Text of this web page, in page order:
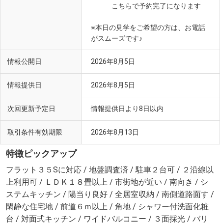
こちらで予約完了になります
※本日の見学をご希望の方は、お電話
がスムーズです♪
情報公開日 2026年8月5日
情報提供日 2026年8月5日
次回更新予定日 情報提供日より8日以内
取引条件有効期限 2026年8月13日
特徴ピックアップ
フラット３５Sに対応 / 地盤調査済 / 駐車２台可 / ２沿線以
上利用可 / ＬＤＫ１８畳以上 / 市街地が近い / 南向き / シ
ステムキッチン / 陽当り良好 / 全居室収納 / 南側道路面す /
閑静な住宅地 / 前道６ｍ以上 / 角地 / シャワー付洗面化粧
台 / 対面式キッチン / ワイドバルコニー / ３面採光 / バリ